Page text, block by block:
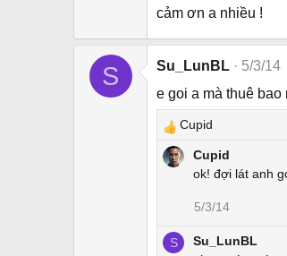
cảm ơn a nhiều !
S Su_LunBL
5/3/14
e goi a mà thuê
R
e
a
o
Cupid
Cupid
ok! đợi lát anh
5/3/14
S
Su_LunBL